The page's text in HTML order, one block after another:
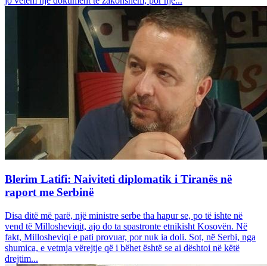
Blerim Latifi: Naiviteti diplomatik i Tiranës në
raport me Serbinë
Disa ditë më parë, një ministre serbe tha hapur se, po të ishte në
vend të Millosheviqit, ajo do ta spastronte etnikisht Kosovën. Në
fakt, Millosheviqi e pati provuar, por nuk ia doli. Sot, në Serbi, nga
shumica, e vetmja vërejtje që i bëhet është se ai dështoi në këtë
drejtim...